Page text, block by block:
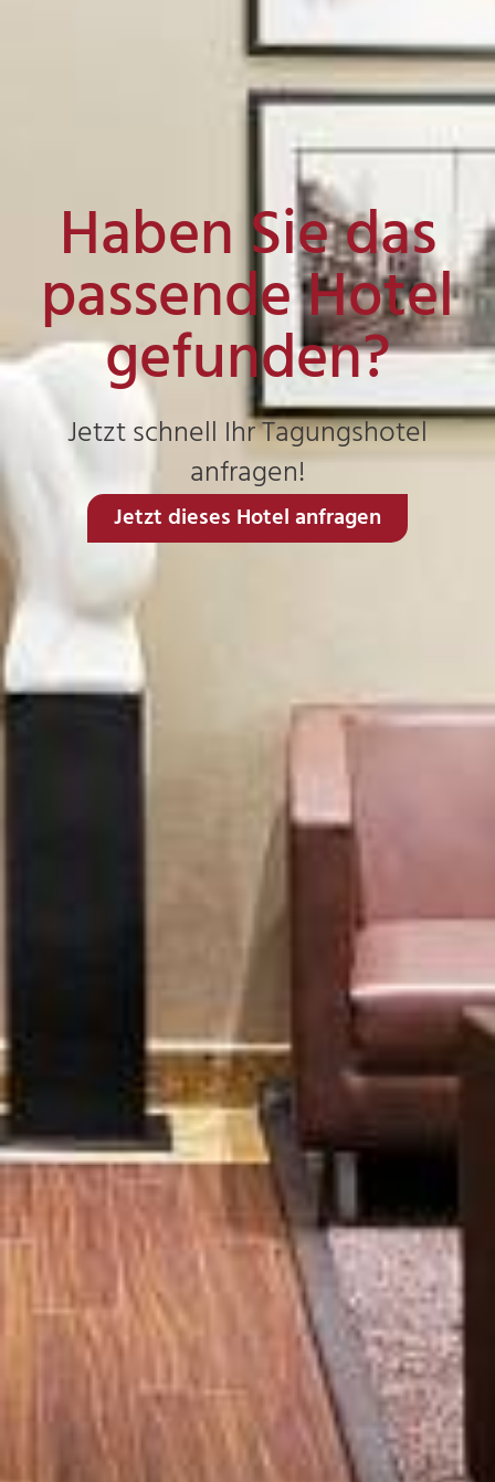
Haben Sie das
passende Hotel
gefunden?
Jetzt schnell Ihr Tagungshotel
anfragen!
Jetzt dieses Hotel anfragen